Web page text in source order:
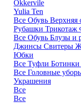
Okkervile
Yulia Ten
Все Обувь Верхняя
Рубашки Трикотаж
Все Обувь Блузы и
Джинсы Свитеры
Юбки
Все Туфли Ботинки
Все Головные
Украшения
Все
Все